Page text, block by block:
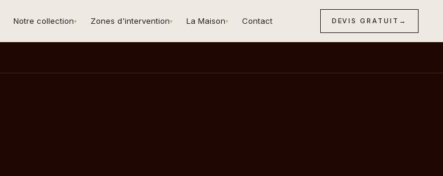
Notre collection▾ Zones d'intervention▾ La Maison▾ Contact DEVIS GRATUIT →